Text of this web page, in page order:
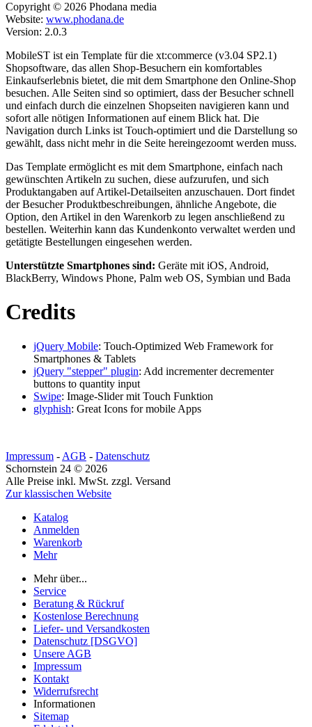
Copyright © 2026 Phodana media
Website: www.phodana.de
Version: 2.0.3
MobileST ist ein Template für die xt:commerce (v3.04 SP2.1)
Shopsoftware, das allen Shop-Besuchern ein komfortables
Einkaufserlebnis bietet, die mit dem Smartphone den Online-Shop
besuchen. Alle Seiten sind so optimiert, dass der Besucher schnell
und einfach durch die einzelnen Shopseiten navigieren kann und
sofort alle nötigen Informationen auf einem Blick hat. Die
Navigation durch Links ist Touch-optimiert und die Darstellung so
gewählt, dass nicht mehr in die Seite hereingezoomt werden muss.
Das Template ermöglicht es mit dem Smartphone, einfach nach
gewünschten Artikeln zu suchen, diese aufzurufen, und sich
Produktangaben auf Artikel-Detailseiten anzuschauen. Dort findet
der Besucher Produktbeschreibungen, ähnliche Angebote, die
Option, den Artikel in den Warenkorb zu legen anschließend zu
bestellen. Weiterhin kann das Kundenkonto verwaltet werden und
getätigte Bestellungen eingesehen werden.
Unterstützte Smartphones sind: Geräte mit iOS, Android,
BlackBerry, Windows Phone, Palm web OS, Symbian und Bada
Credits
jQuery Mobile: Touch-Optimized Web Framework for
Smartphones & Tablets
jQuery "stepper" plugin: Add incrementer decrementer
buttons to quantity input
Swipe: Image-Slider mit Touch Funktion
glyphish: Great Icons for mobile Apps
Impressum - AGB - Datenschutz
Schornstein 24 © 2026
Alle Preise inkl. MwSt. zzgl. Versand
Zur klassischen Website
Katalog
Anmelden
Warenkorb
Mehr
Mehr über...
Service
Beratung & Rückruf
Kostenlose Berechnung
Liefer- und Versandkosten
Datenschutz [DSGVO]
Unsere AGB
Impressum
Kontakt
Widerrufsrecht
Informationen
Sitemap